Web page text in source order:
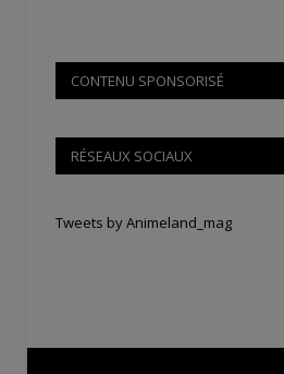
CONTENU SPONSORISÉ
RÉSEAUX SOCIAUX
Tweets by Animeland_mag